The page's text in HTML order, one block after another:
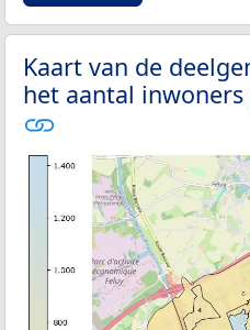
Kaart van de
het aantal